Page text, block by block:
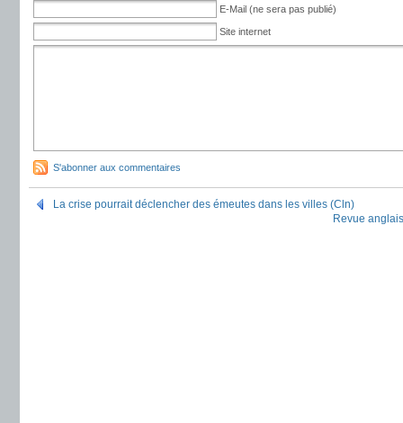
E-Mail (ne sera pas publié)
Site internet
S'abonner aux commentaires
La crise pourrait déclencher des émeutes dans les villes (Cln)
Revue